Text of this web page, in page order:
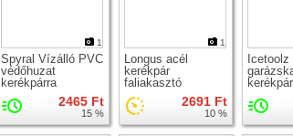
1
Spyral Vízálló PVC
védőhuzat
kerékpárra
2465 Ft
15 %
1
Longus acél
kerékpár
faliakasztó
2691 Ft
10 %
Icetoolz
kerékpár